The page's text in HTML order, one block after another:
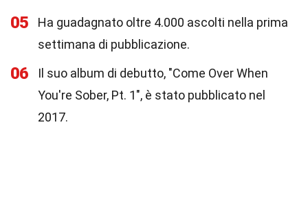
05
Ha guadagnato oltre 4.000 ascolti nella prima
settimana di pubblicazione.
06
Il suo album di debutto, "Come Over When
You're Sober, Pt. 1", è stato pubblicato nel
2017.